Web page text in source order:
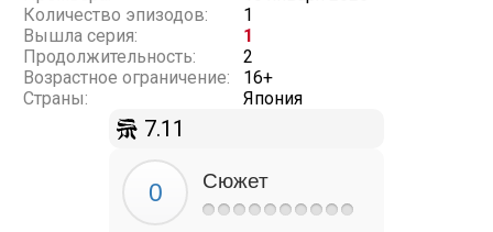
Количество эпизодов:
1
Вышла серия:
1
Продолжительность:
2
Возрастное ограничение:
16+
Страны:
Япония
7.11
Сюжет